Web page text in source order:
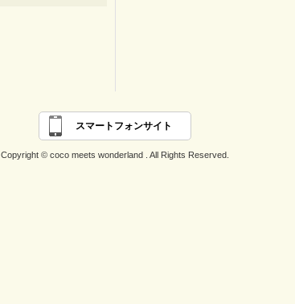
スマートフォンサイト
Copyright © coco meets wonderland . All Rights Reserved.